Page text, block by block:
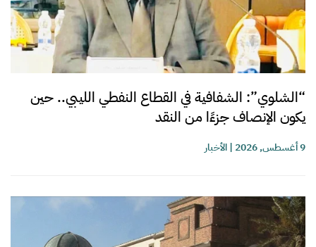
“الشلوي”: الشفافية في القطاع النفطي الليبي.. حين
يكون الإنصاف جزءًا من النقد
9 أغسطس, 2026 |الأخبار